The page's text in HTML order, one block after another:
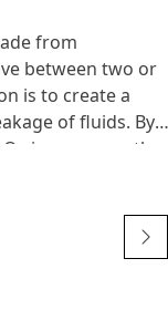
from
between two or
is to create a
of fluids. By
ring ensures the
contamination.
and are built for
operating